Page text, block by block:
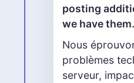
posting
we have them.
Nous
problèmes
serveur,